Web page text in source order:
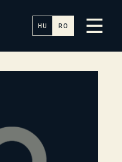
HU RO